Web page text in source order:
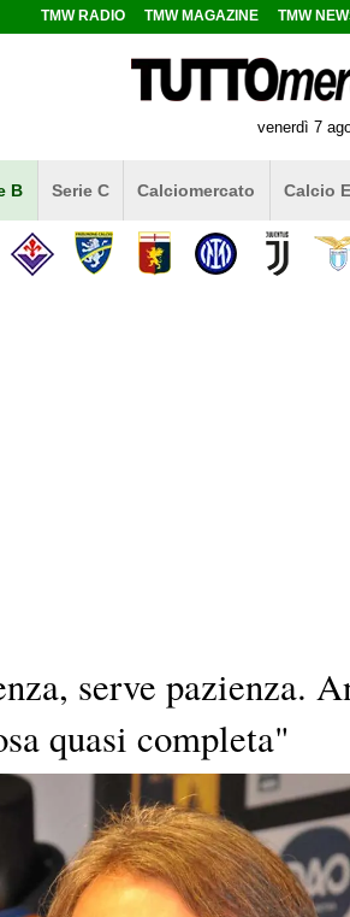
TMW RADIO TMW MAGAZINE TMW
venerdì 7
B Serie C Calciomercato Calcio
serve pazienza.
quasi completa"